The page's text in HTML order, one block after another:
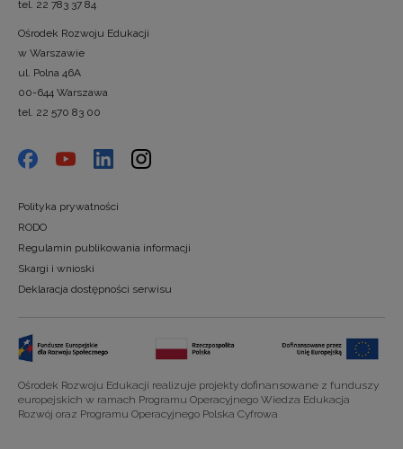
tel. 22 783 37 84
Ośrodek Rozwoju Edukacji
w Warszawie
ul. Polna 46A
00-644 Warszawa
tel. 22 570 83 00
Polityka prywatności
RODO
Regulamin publikowania informacji
Skargi i wnioski
Deklaracja dostępności serwisu
Ośrodek Rozwoju Edukacji realizuje projekty dofinansowane z funduszy
europejskich w ramach Programu Operacyjnego Wiedza Edukacja
Rozwój oraz Programu Operacyjnego Polska Cyfrowa